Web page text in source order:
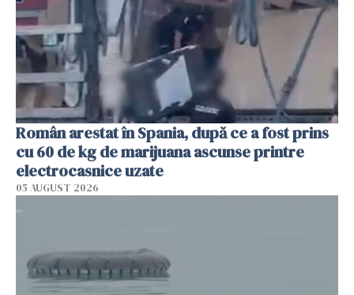
Român arestat în Spania, după ce a fost prins
cu 60 de kg de marijuana ascunse printre
electrocasnice uzate
05 AUGUST 2026